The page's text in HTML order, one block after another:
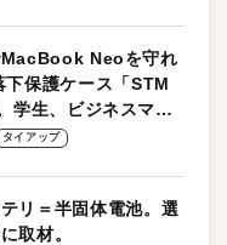
Neoを守れ
保護ケース「STM
学生、ビジネスマン
適！
タイアップ
リ＝半固体電池。選
取材。